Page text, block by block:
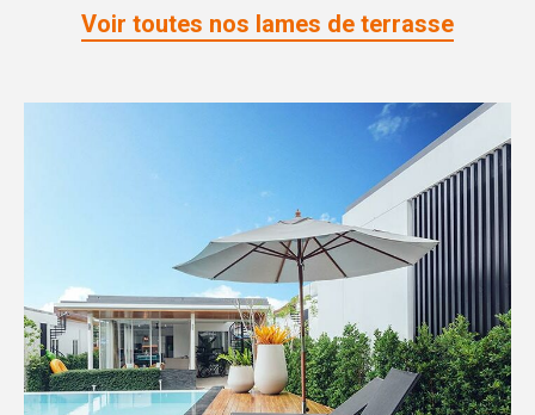
Voir toutes nos lames de terrasse